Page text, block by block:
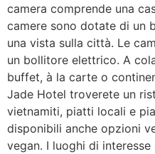
camera comprende una
camere sono dotate di un
una vista sulla città. Le
un bollitore elettrico. A
buffet, à la carte o
Jade Hotel troverete un
vietnamiti, piatti locali e
disponibili anche opzioni
vegan. I luoghi di